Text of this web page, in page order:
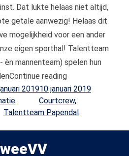
Dat lukte helaas niet altijd,
getale aanwezig! Helaas dit
mogelijkheid voor een ander
eigen sporthal! Talentteam
èn mannenteam) spelen hun
Continue reading“Hulp bij
201910 januari 2019Posted in
Tags: Courtcrew,
Talentteam Papendal